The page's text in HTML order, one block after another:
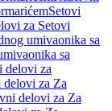
Setovi
za Setovi
umivaonika sa
sa
delovi za
delovi za Za
delovi za Za